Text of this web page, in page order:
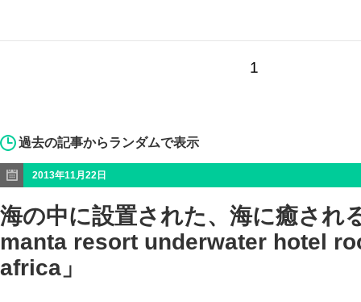
1
過去の記事からランダムで表示
2013年11月22日
海の中に設置された、海に癒され
manta resort underwater hotel
africa」